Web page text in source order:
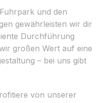
und den
gewährleisten wir dir
Durchführung
großen Wert auf eine
– bei uns gibt
von unserer